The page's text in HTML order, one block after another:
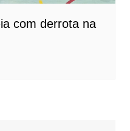
com derrota na